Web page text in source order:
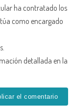
ha contratado los
como encargado
detallada en la